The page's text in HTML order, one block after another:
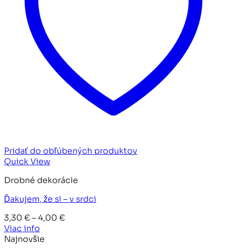
Pridať do obľúbených produktov
Quick View
Drobné dekorácie
Ďakujem, že si – v srdci
3,30 €–4,00 €Price
Viac info
Najnovšie